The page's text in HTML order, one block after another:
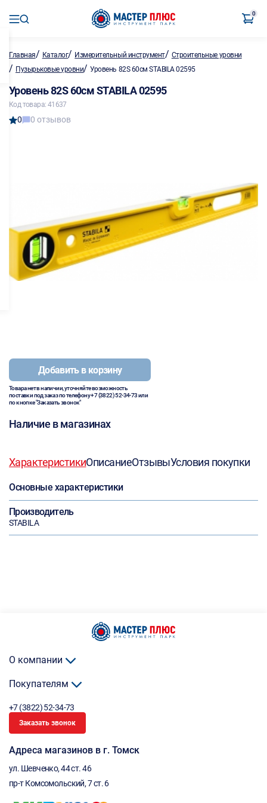
0
Главная/ Каталог/ Измерительный инструмент/ Строительные уровни
/ Пузырьковые уровни/Уровень 82S 60см STABILA 02595
Уровень 82S 60см STABILA 02595
Код товара: 41637
0 0 отзывов
Добавить в корзину
Товара нет в наличии, уточняйте возможность
поставки под заказ по телефону+7 (3822) 52-34-73или
по кнопке "Заказать звонок"
Наличие в магазинах
ХарактеристикиОписаниеОтзывыУсловия покупки
Основные характеристики
Производитель
STABILA
О компании
Покупателям
+7 (3822) 52-34-73
Заказать звонок
Адреса магазинов в г. Томск
ул. Шевченко, 44 ст. 46
пр-т Комсомольский, 7 ст. 6